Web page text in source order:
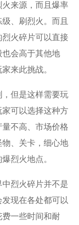
来源，而且爆率
、刷烈火。而且
火碎片可以直接
会高于其他地
来此挑战。
但是这样需要玩
可以选择这种方
不高、市场价格
、关卡，细心地
烈火地点。
烈火碎片并不是
现在各处都可以
一些时间和耐